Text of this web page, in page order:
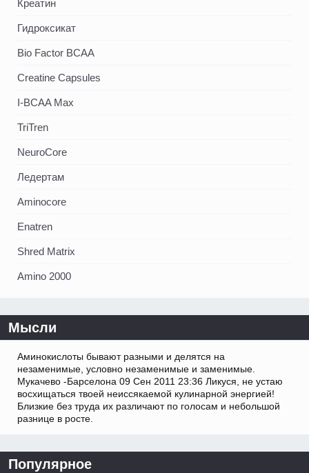
Креатин
Гидроксикат
Bio Factor BCAA
Creatine Capsules
I-BCAA Max
TriTren
NeuroCore
Ледертам
Aminocore
Enatren
Shred Matrix
Amino 2000
Мысли
Аминокислоты бывают разными и делятся на
незаменимые, условно незаменимые и заменимые.
Мукачево -Барселона 09 Сен 2011 23:36 Ликуся, не устаю
восхищаться твоей неиссякаемой кулинарной энергией!
Близкие без труда их различают по голосам и небольшой
разнице в росте.
Популярное